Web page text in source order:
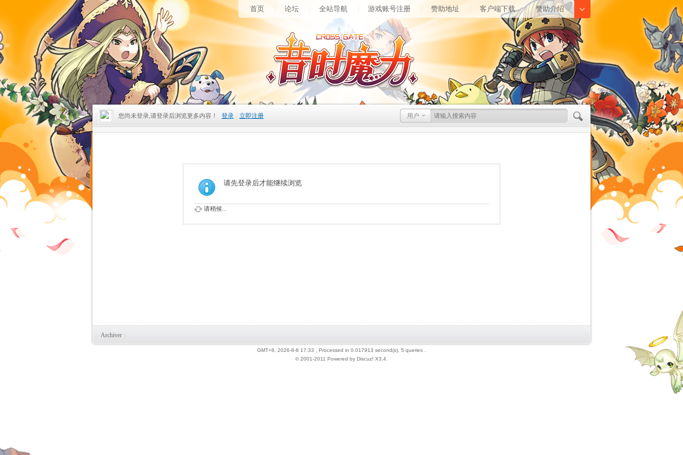
首页 论坛 全站导航 游戏账号注册 赞助地址 客户端下载 赞助介绍
用户
您尚未登录,请登录后浏览更多内容！ 登录 立即注册
请先登录后才能继续浏览
请稍候...
Archiver
GMT+8, 2026-8-8 17:33
, Processed in 0.017913 second(s), 5 queries .
© 2001-2011 Powered by Discuz! X3.4